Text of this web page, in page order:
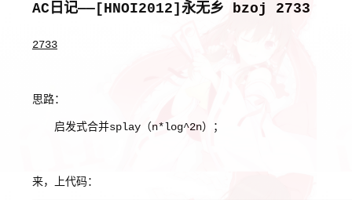
AC日记——[HNOI2012]永无乡 bzoj 2733
2733
思路：
启发式合并splay（n*log^2n）；
来，上代码：